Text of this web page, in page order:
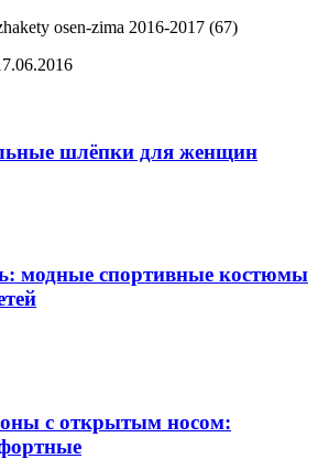
шлёпки для женщин
модные спортивные костюмы
с открытым носом: